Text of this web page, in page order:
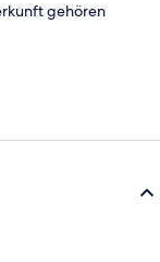
gehören